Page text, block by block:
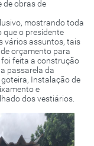
de obras de
mostrando toda
que o presidente
vários assuntos, tais
orçamento para
foi feita a construção
passarela da
Instalação de
e
dos vestiários.